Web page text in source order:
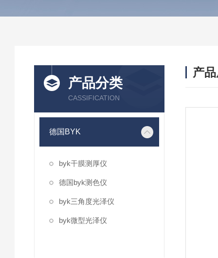
产品分类
CASSIFICATION
德国BYK
byk干膜测厚仪
德国byk测色仪
byk三角度光泽仪
byk微型光泽仪
产